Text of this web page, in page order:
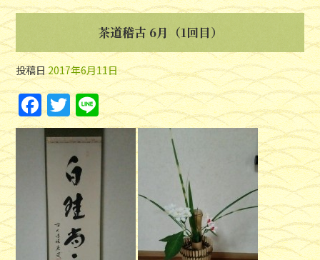
茶道稽古 6月（1回目）
投稿日2017年6月11日
F
a
c
e
b
o
o
T
w
itt
er
Li
n
e